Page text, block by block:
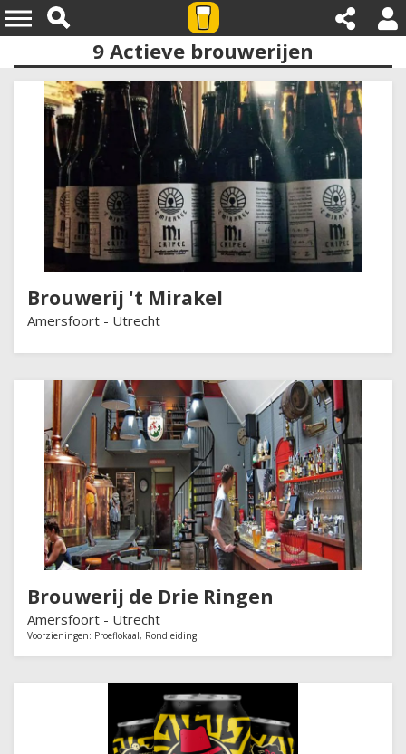
Provincies:utrecht
9 Actieve brouwerijen
Brouwerij 't Mirakel
Amersfoort - Utrecht
Brouwerij de Drie Ringen
Amersfoort - Utrecht
Voorzieningen: Proeflokaal, Rondleiding